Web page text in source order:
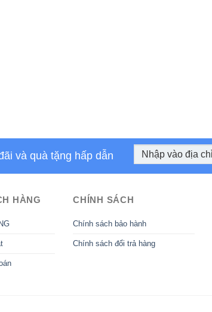
và quà tặng hấp dẫn
HÀNG CHÍNH SÁCH
Chính sách bảo hành
Chính sách đổi trả hàng